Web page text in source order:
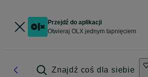
Przejdź do aplikacji
Otwieraj OLX jednym tapnięciem
Znajdź coś dla siebie